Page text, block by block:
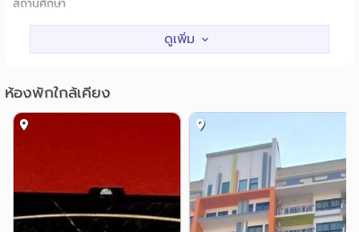
สถานศึกษา
รพ.แพทย์รังสิต 1.3 กม. ม.รังสิต 2.4 กม.
วิทยาลัยแพทยศาสตร์ มหาวิทยาลัยรังสิต
ตลาดสี่มุมเมือง
แม็คโคร รังสิต
ฟิวเจอร์พาร์ครังสิต 2.9 กม.
โรงพยาบาล
รพ.ราชวิถี 2 (รังสิต) 1.6 กม.
ห้องพักใกล้เคียง